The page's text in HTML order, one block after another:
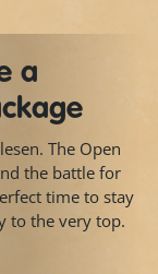
a
The Open
the battle for
time to stay
to the very top.